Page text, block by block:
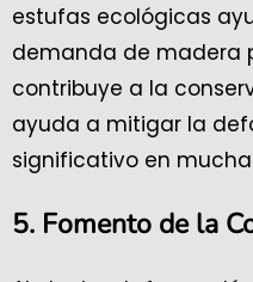
estufas ecológicas
demanda de madera
contribuye a la
ayuda a mitigar la
significativo en
5. Fomento de la